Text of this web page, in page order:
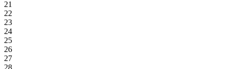
21
22
23
24
25
26
27